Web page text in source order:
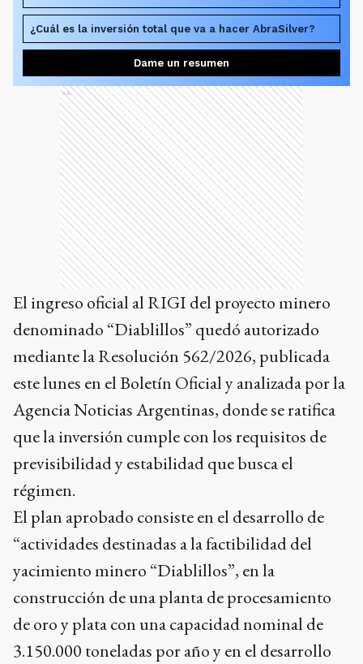
¿Cuál es la inversión total que va a hacer AbraSilver?
Dame un resumen
Ads
El ingreso oficial al RIGI del proyecto minero
denominado “Diablillos” quedó autorizado
mediante la Resolución 562/2026, publicada
este lunes en el Boletín Oficial y analizada por la
Agencia Noticias Argentinas, donde se ratifica
que la inversión cumple con los requisitos de
previsibilidad y estabilidad que busca el
régimen.
El plan aprobado consiste en el desarrollo de
“actividades destinadas a la factibilidad del
yacimiento minero “Diablillos”, en la
construcción de una planta de procesamiento
de oro y plata con una capacidad nominal de
3.150.000 toneladas por año y en el desarrollo